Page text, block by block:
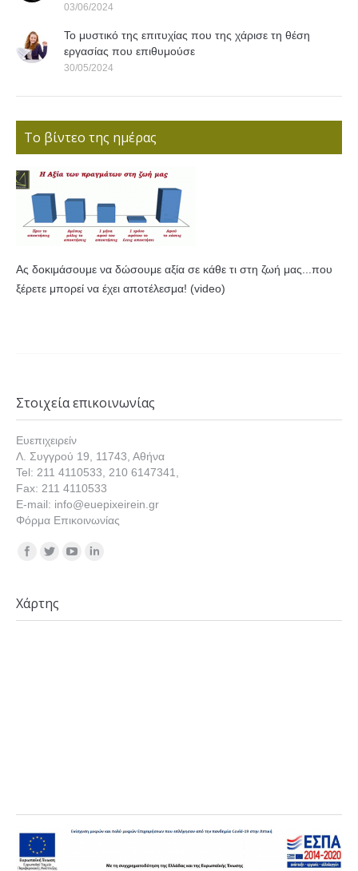
03/06/2024
Το μυστικό της επιτυχίας που της χάρισε τη θέση
εργασίας που επιθυμούσε
30/05/2024
Το βίντεο της ημέρας
Ας δοκιμάσουμε να δώσουμε αξία σε κάθε τι στη ζωή μας...που
ξέρετε μπορεί να έχει αποτέλεσμα! (video)
Στοιχεία επικοινωνίας
Ευεπιχειρείν
Λ. Συγγρού 19, 11743, Αθήνα
Tel: 211 4110533, 210 6147341,
Fax: 211 4110533
E-mail: info@euepixeirein.gr
Φόρμα Επικοινωνίας
Find us on:
Χάρτης